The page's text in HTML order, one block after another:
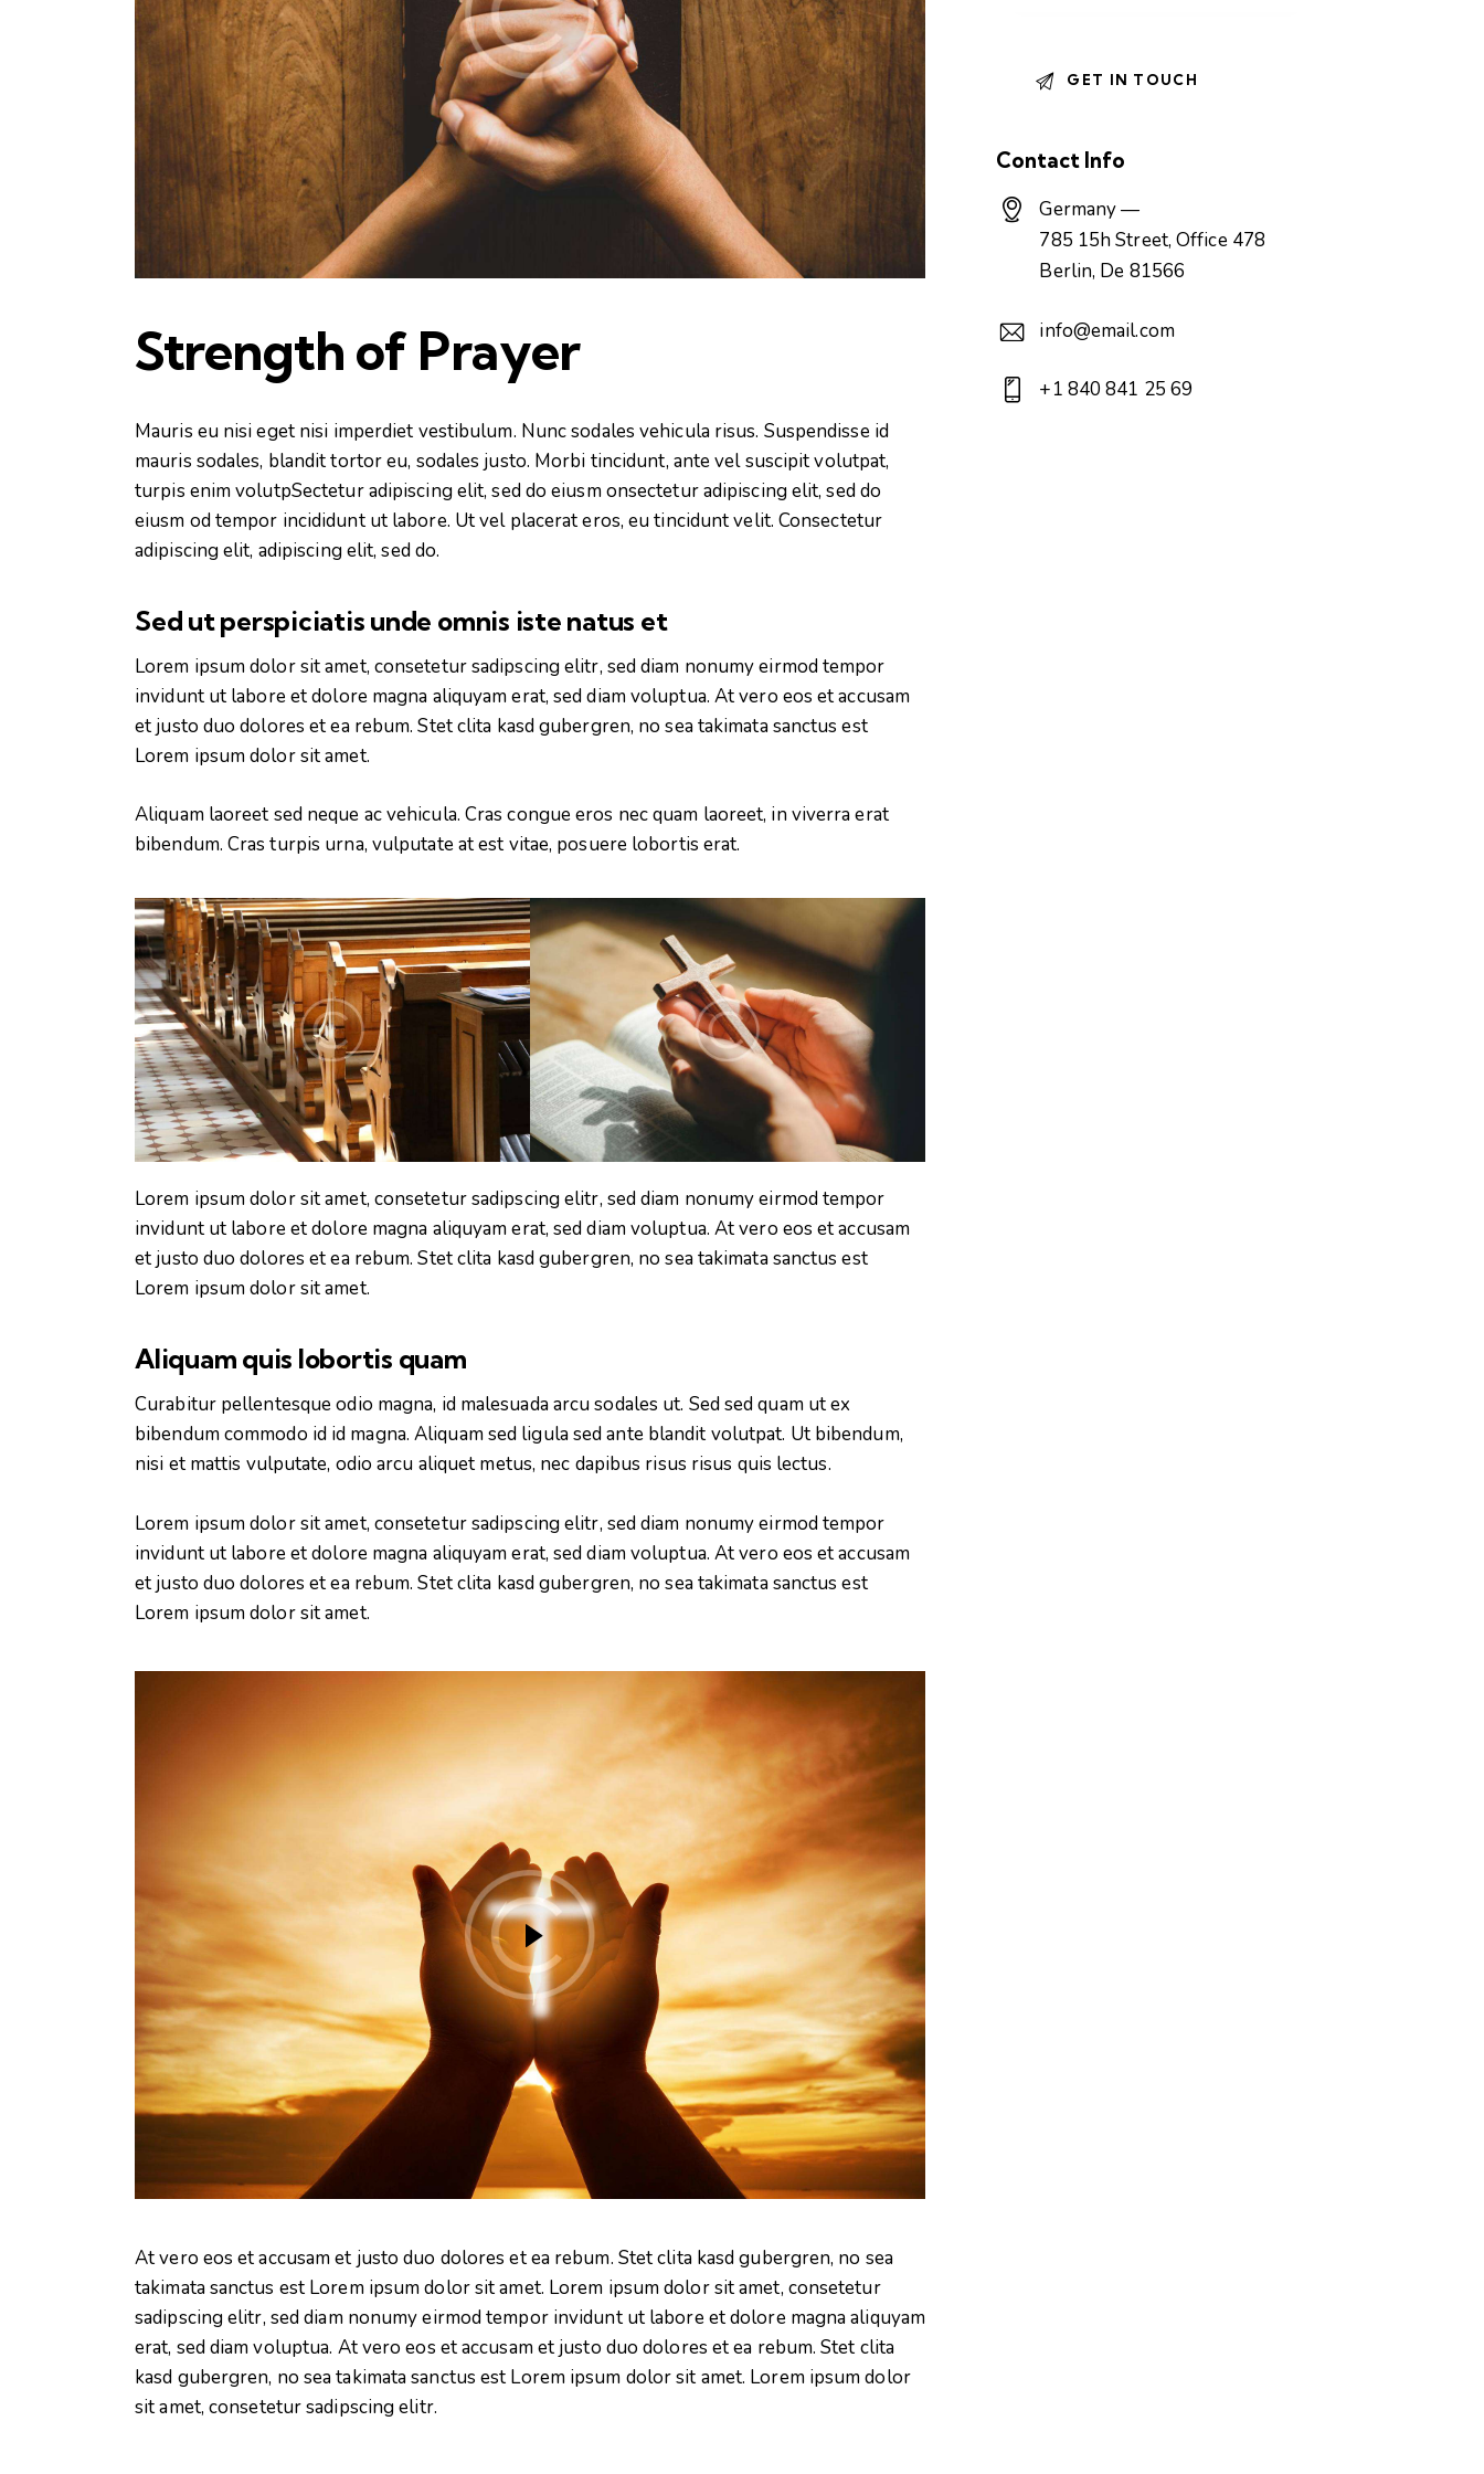
Strength of Prayer
Mauris eu nisi eget nisi imperdiet vestibulum. Nunc sodales vehicula risus. Suspendisse id
mauris sodales, blandit tortor eu, sodales justo. Morbi tincidunt, ante vel suscipit volutpat,
turpis enim volutpSectetur adipiscing elit, sed do eiusm onsectetur adipiscing elit, sed do
eiusm od tempor incididunt ut labore. Ut vel placerat eros, eu tincidunt velit. Consectetur
adipiscing elit, adipiscing elit, sed do.
Sed ut perspiciatis unde omnis iste natus et
Lorem ipsum dolor sit amet, consetetur sadipscing elitr, sed diam nonumy eirmod tempor
invidunt ut labore et dolore magna aliquyam erat, sed diam voluptua. At vero eos et accusam
et justo duo dolores et ea rebum. Stet clita kasd gubergren, no sea takimata sanctus est
Lorem ipsum dolor sit amet.
Aliquam laoreet sed neque ac vehicula. Cras congue eros nec quam laoreet, in viverra erat
bibendum. Cras turpis urna, vulputate at est vitae, posuere lobortis erat.
Lorem ipsum dolor sit amet, consetetur sadipscing elitr, sed diam nonumy eirmod tempor
invidunt ut labore et dolore magna aliquyam erat, sed diam voluptua. At vero eos et accusam
et justo duo dolores et ea rebum. Stet clita kasd gubergren, no sea takimata sanctus est
Lorem ipsum dolor sit amet.
Aliquam quis lobortis quam
Curabitur pellentesque odio magna, id malesuada arcu sodales ut. Sed sed quam ut ex
bibendum commodo id id magna. Aliquam sed ligula sed ante blandit volutpat. Ut bibendum,
nisi et mattis vulputate, odio arcu aliquet metus, nec dapibus risus risus quis lectus.
Lorem ipsum dolor sit amet, consetetur sadipscing elitr, sed diam nonumy eirmod tempor
invidunt ut labore et dolore magna aliquyam erat, sed diam voluptua. At vero eos et accusam
et justo duo dolores et ea rebum. Stet clita kasd gubergren, no sea takimata sanctus est
Lorem ipsum dolor sit amet.
At vero eos et accusam et justo duo dolores et ea rebum. Stet clita kasd gubergren, no sea
takimata sanctus est Lorem ipsum dolor sit amet. Lorem ipsum dolor sit amet, consetetur
sadipscing elitr, sed diam nonumy eirmod tempor invidunt ut labore et dolore magna aliquyam
erat, sed diam voluptua. At vero eos et accusam et justo duo dolores et ea rebum. Stet clita
kasd gubergren, no sea takimata sanctus est Lorem ipsum dolor sit amet. Lorem ipsum dolor
sit amet, consetetur sadipscing elitr.
Contact Info
Germany —
785 15h Street, Office 478
Berlin, De 81566
info@email.com
+1 840 841 25 69